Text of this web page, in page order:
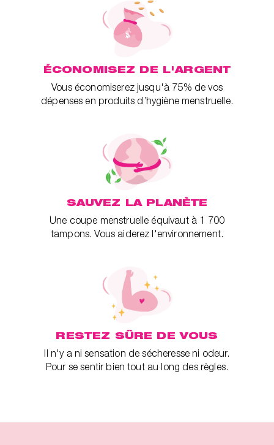
ÉCONOMISEZ DE L'ARGENT
Vous économiserez jusqu'à 75% de vos
dépenses en produits d’hygiène menstruelle.
SAUVEZ LA PLANÈTE
Une coupe menstruelle équivaut à 1 700
tampons. Vous aiderez l'environnement.
RESTEZ SÛRE DE VOUS
Il n'y a ni sensation de sécheresse ni odeur.
Pour se sentir bien tout au long des règles.